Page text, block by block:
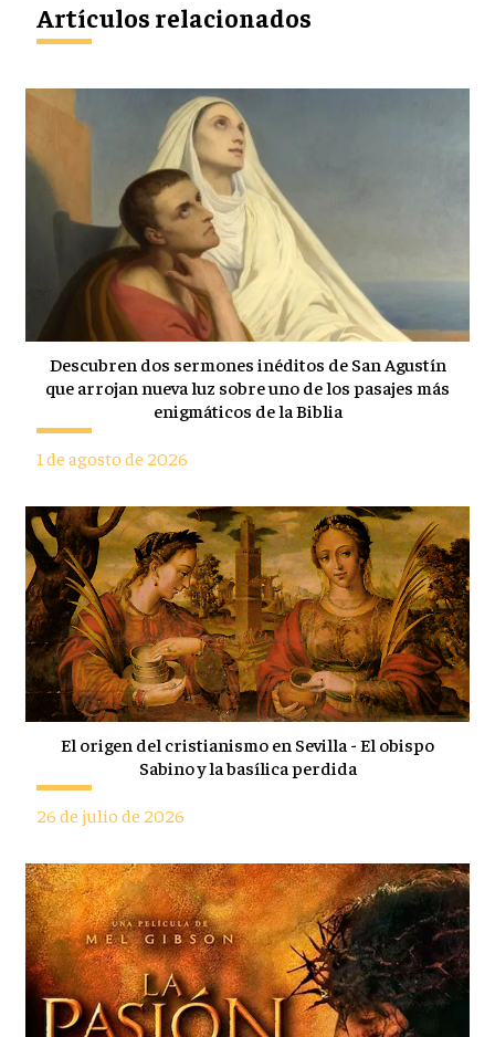
Artículos relacionados
Descubren dos sermones inéditos de San Agustín
que arrojan nueva luz sobre uno de los pasajes más
enigmáticos de la Biblia
1 de agosto de 2026
El origen del cristianismo en Sevilla - El obispo
Sabino y la basílica perdida
26 de julio de 2026